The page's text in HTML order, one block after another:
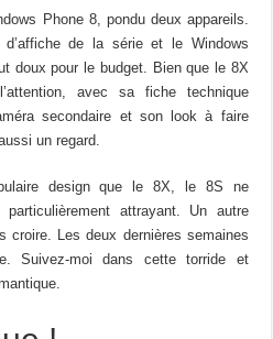
Phone 8, pondu deux appareils.
d’affiche de la série et le Windows
doux pour le budget. Bien que le 8X
avec sa fiche technique
secondaire et son look à faire
un regard.
design que le 8X, le 8S ne
attrayant. Un autre
croire. Les deux dernières semaines
Suivez-moi dans cette torride et